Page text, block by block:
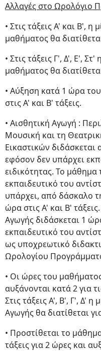
Αλλαγές στο Ωρολόγιο
• Στις τάξεις Α' και Β',
μαθήματος θα
• Στις τάξεις Γ', Δ', Ε',
μαθήματος θα
• Αύξηση κατά 1 ώρα
στις Α' και Β' τάξεις.
• Αισθητική Αγωγή :
Μουσική και τη
Εικαστικών
εφόσον δεν υπάρχει
ειδικότητας. Το
εκπαιδευτικό του
υπάρχει, από δάσκαλο
ώρα στις Α' και Β'
Αγωγής διδάσκεται 1
εκπαιδευτικό του
ως υποχρεωτικό
Ωρολογίου
• Οι ώρες του
αυξάνονται κατά 2 για
Στις τάξεις Α', Β', Γ', Δ'
Αγωγής θα διατίθεται
• Προστίθεται το
τάξεις για 2 ώρες και